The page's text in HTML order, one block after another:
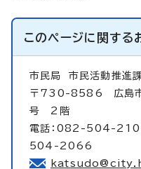
このページに関する
市民局 市民活動推進
〒730-8586 広島市
号 2階
電話：082-504-
504-2066